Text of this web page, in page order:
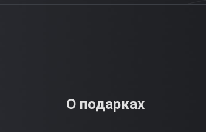
О подарках